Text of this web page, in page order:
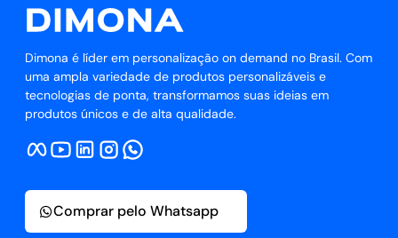
Dimona é líder em personalização on demand no Brasil. Com
uma ampla variedade de produtos personalizáveis e
tecnologias de ponta, transformamos suas ideias em
produtos únicos e de alta qualidade.
Comprar pelo Whatsapp